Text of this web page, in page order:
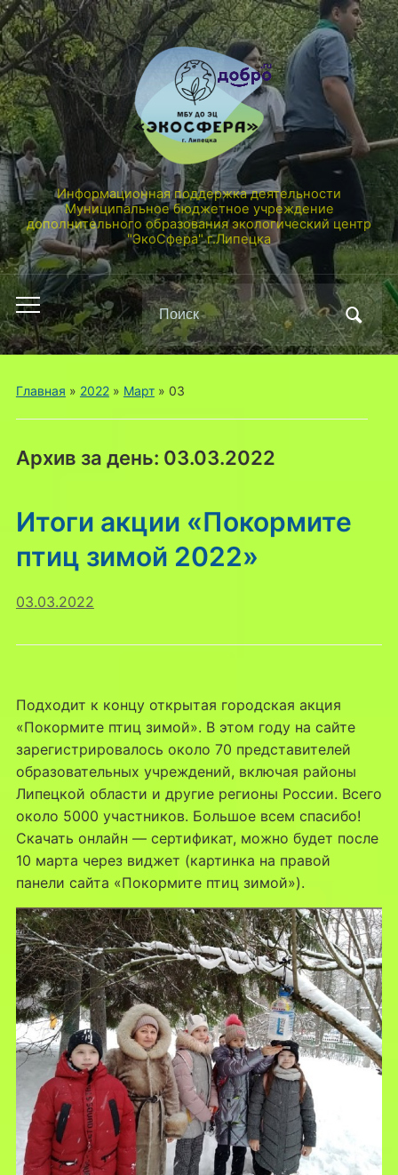
Информационная поддержка деятельности
Муниципальное бюджетное учреждение
дополнительного образования экологический центр
"ЭкоСфера" г.Липецка
Переключить
мобильное
меню
Поиск
по:
Главная » 2022» Март» 03
Архив за день: 03.03.2022
Итоги акции «Покормите
птиц зимой 2022»
03.03.2022
Подходит к концу открытая городская акция
«Покормите птиц зимой». В этом году на сайте
зарегистрировалось около 70 представителей
образовательных учреждений, включая районы
Липецкой области и другие регионы России. Всего
около 5000 участников. Большое всем спасибо!
Скачать онлайн — сертификат, можно будет после
10 марта через виджет (картинка на правой
панели сайта «Покормите птиц зимой»).